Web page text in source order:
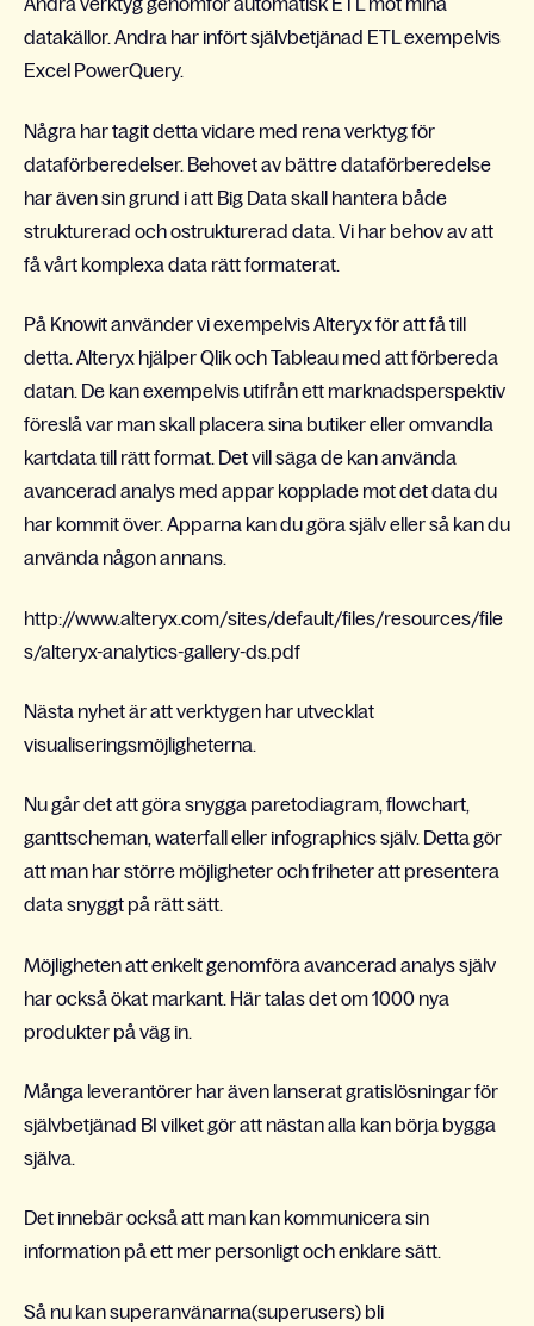
datakällor. Andra har infört självbetjänad ETL exempelvis
Excel PowerQuery.
Några har tagit detta vidare med rena verktyg för
dataförberedelser. Behovet av bättre dataförberedelse
har även sin grund i att Big Data skall hantera både
strukturerad och ostrukturerad data. Vi har behov av att
få vårt komplexa data rätt formaterat.
På Knowit använder vi exempelvis Alteryx för att få till
detta. Alteryx hjälper Qlik och Tableau med att förbereda
datan. De kan exempelvis utifrån ett marknadsperspektiv
föreslå var man skall placera sina butiker eller omvandla
kartdata till rätt format. Det vill säga de kan använda
avancerad analys med appar kopplade mot det data du
har kommit över. Apparna kan du göra själv eller så kan du
använda någon annans.
http://www.alteryx.com/sites/default/files/resources/file
s/alteryx-analytics-gallery-ds.pdf
Nästa nyhet är att verktygen har utvecklat
visualiseringsmöjligheterna.
Nu går det att göra snygga paretodiagram, flowchart,
ganttscheman, waterfall eller infographics själv. Detta gör
att man har större möjligheter och friheter att presentera
data snyggt på rätt sätt.
Möjligheten att enkelt genomföra avancerad analys själv
har också ökat markant. Här talas det om 1000 nya
produkter på väg in.
Många leverantörer har även lanserat gratislösningar för
självbetjänad BI vilket gör att nästan alla kan börja bygga
själva.
Det innebär också att man kan kommunicera sin
information på ett mer personligt och enklare sätt.
Så nu kan superanvänarna(superusers) bli